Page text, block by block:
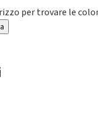
per trovare le